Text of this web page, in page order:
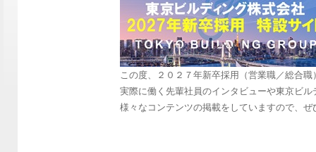
この度、２０２７年新卒採用（営業職／総合
実際に働く先輩社員のインタビューや東京ビ
様々なコンテンツの掲載をしていますので、ぜ